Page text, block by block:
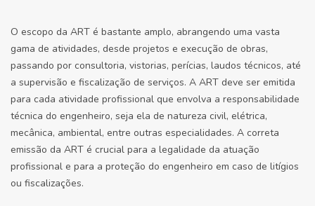
O escopo da ART é bastante amplo, abrangendo uma vasta
gama de atividades, desde projetos e execução de obras,
passando por consultoria, vistorias, perícias, laudos técnicos, até
a supervisão e fiscalização de serviços. A ART deve ser emitida
para cada atividade profissional que envolva a responsabilidade
técnica do engenheiro, seja ela de natureza civil, elétrica,
mecânica, ambiental, entre outras especialidades. A correta
emissão da ART é crucial para a legalidade da atuação
profissional e para a proteção do engenheiro em caso de litígios
ou fiscalizações.